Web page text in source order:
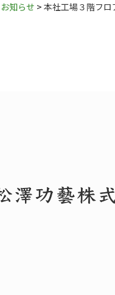
お知らせ > 本社工場３階フ